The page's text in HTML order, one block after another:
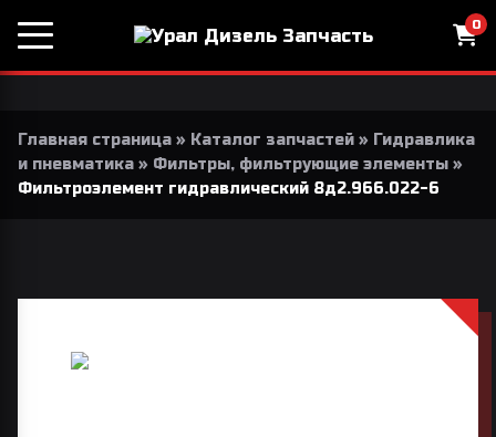
0
Главная страница » Каталог запчастей » Гидравлика
и пневматика » Фильтры, фильтрующие элементы »
Фильтроэлемент гидравлический 8д2.966.022-6